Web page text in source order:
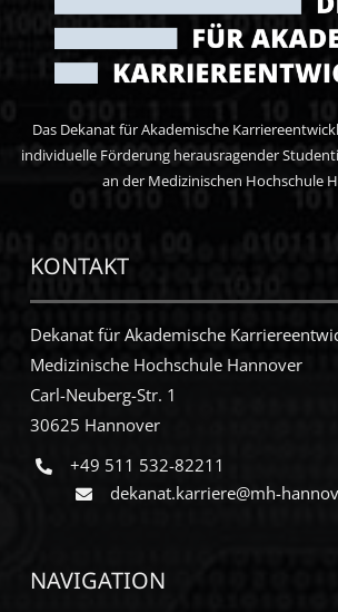
Das Dekanat für Akademische
individuelle Förderung herausragender
an der Medizinischen Hochschule
KONTAKT
Dekanat für Akademische
Medizinische Hochschule Hannover
Carl-Neuberg-Str. 1
30625 Hannover
+49 511 532-82211
dekanat.karriere@mh-
NAVIGATION